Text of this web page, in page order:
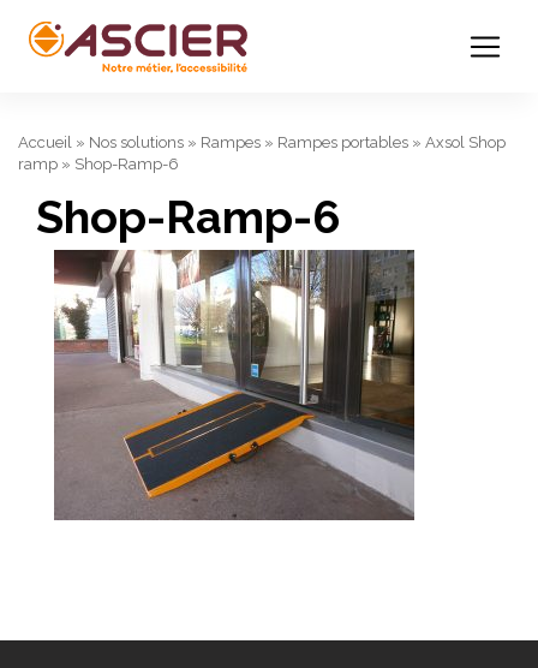
Accueil » Nos solutions » Rampes » Rampes portables » Axsol Shop
ramp » Shop-Ramp-6
Shop-Ramp-6